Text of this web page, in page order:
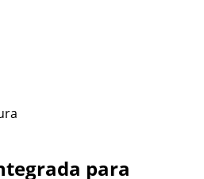
para